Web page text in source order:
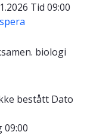
Tid 09:00
biologi
bestått Dato
09:00